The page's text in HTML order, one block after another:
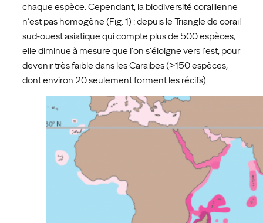
chaque espèce. Cependant, la biodiversité corallienne
n’est pas homogène (Fig. 1) : depuis le Triangle de corail
sud-ouest asiatique qui compte plus de 500 espèces,
elle diminue à mesure que l’on s’éloigne vers l’est, pour
devenir très faible dans les Caraïbes (>150 espèces,
dont environ 20 seulement forment les récifs).